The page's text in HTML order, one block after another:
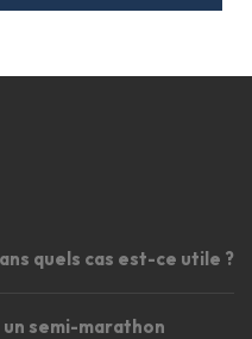
quels cas est-ce utile ?
semi-marathon